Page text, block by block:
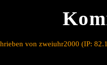
von zweiuhr2000 (IP: